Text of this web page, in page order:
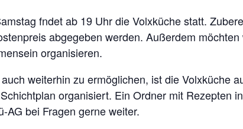
fndet ab 19 Uhr die Volxküche statt.
abgegeben werden. Außerdem
organisieren.
weiterhin zu ermöglichen, ist die Volxküche
organisiert. Ein Ordner mit Rezepten
AG bei Fragen gerne weiter.